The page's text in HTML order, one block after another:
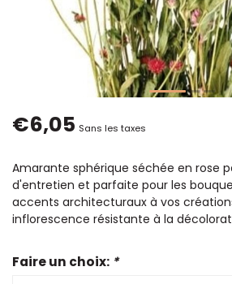
€6,05 Sans les taxes
Amarante sphérique séchée en rose
d'entretien et parfaite pour les
accents architecturaux à vos
inflorescence résistante à la
Faire un choix: *